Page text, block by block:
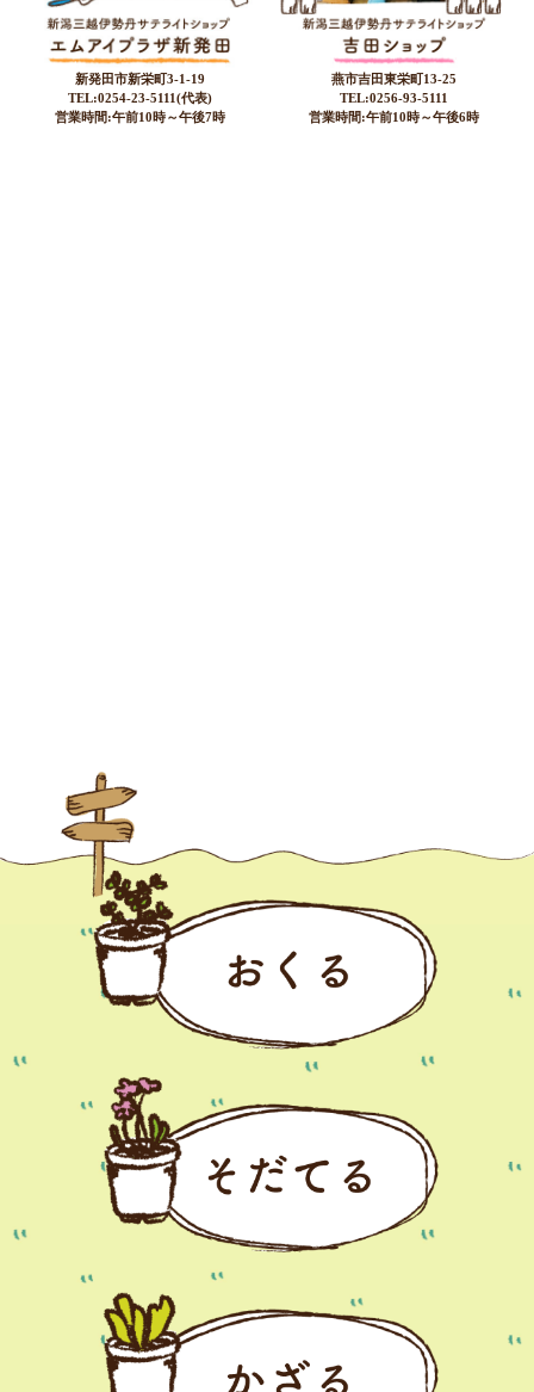
新発田市新栄町3-1-19
TEL:0254-23-5111(代表)
営業時間:午前10時～午後7時
燕市吉田東栄町13-25
TEL:0256-93-5111
営業時間:午前10時～午後6時